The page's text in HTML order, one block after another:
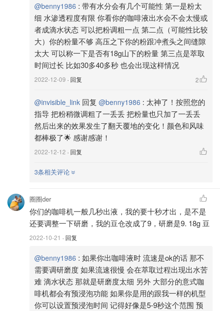
都称定量的粉，然后再放进豆仓。这样我能保证每次出的粉
不会有太大的误差跟太多的浪费，同时也对咖啡豆有一定的
保护。我的Breville 878，不知道为什么原厂配的是一个不
带滤色的透明豆仓，光照会对咖啡豆有较大的影响，我的机
器还刚才放在窗户边上。
@benny1986 : 带有水分会有几个可能性 第一是粉太
细 水渗透程度有限 你看你的咖啡液出水会不会太慢或
者成滴水状态 可以把粉调粗一点 第二点（可能性比较
大）你的粉量不够 高压之下你的粉跟冲煮头之间缝隙
太大 可以称一下是否有18g山下的粉量 第三点是萃取
时间过长 比如30多40多秒 也会出现这样情况
2022-12-09 · 回复 2
@invisible_link 回复 @benny1986 : 太神了！按照您的
指导 把粉稍微调粗了一丢丢 把粉量也只加了一丢丢
然后出来的效果发生了翻天覆地的变化！颜色和风味
都棒极了🌟 感谢感谢！
2022-12-12 · 回复
3条相关评论
圈圈der
你们的咖啡机一般几秒出液，我的要十秒才出，是不是
还要调整一下研磨，我的豆仓改成了9，研磨是9. 18g 豆
2022-10-21 · 回复
@benny1986 : 如果你出咖啡液时 流速是ok的话 那不
需要调研磨度 如果流速很慢 会在萃取过程出现出水苦
难 滴水状态 那就是研磨度太细 另外 大部分的意式咖
啡机都会有预浸泡功能 如果你是用的跟我一样的机型
你可以设置预浸泡时间 记得好像是5-9秒这个范围 预